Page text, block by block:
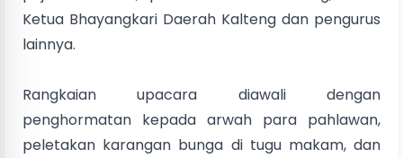
Ketua Bhayangkari Daerah Kalteng dan pengurus
lainnya.
Rangkaian upacara diawali dengan
penghormatan kepada arwah para pahlawan,
peletakan karangan bunga di tugu makam, dan